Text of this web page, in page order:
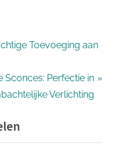
Toevoeging aan
Sconces: Perfectie in
Verlichting